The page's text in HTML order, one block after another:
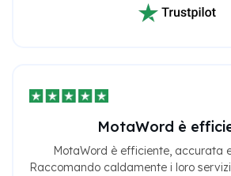
MotaWord è
MotaWord è efficiente, accurata
Raccomando caldamente i loro